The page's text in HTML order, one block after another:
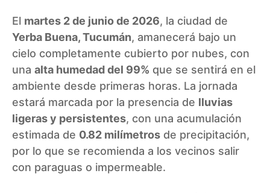
El martes 2 de junio de 2026, la ciudad de
Yerba Buena, Tucumán, amanecerá bajo un
cielo completamente cubierto por nubes, con
una alta humedad del 99% que se sentirá en el
ambiente desde primeras horas. La jornada
estará marcada por la presencia de lluvias
ligeras y persistentes, con una acumulación
estimada de 0.82 milímetros de precipitación,
por lo que se recomienda a los vecinos salir
con paraguas o impermeable.